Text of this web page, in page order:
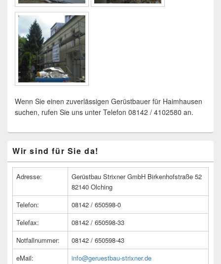
Wenn Sie einen zuverlässigen Gerüstbauer für Haimhausen
suchen, rufen Sie uns unter Telefon 08142 / 4102580 an.
Seitenleisten
Widget-
Wir sind für Sie da!
Adresse:
Gerüstbau Strixner GmbH Birkenhofstraße 52
82140 Olching
Telefon:
08142 / 650598-0
Telefax:
08142 / 650598-33
Notfallnummer:
08142 / 650598-43
eMail:
info@geruestbau-strixner.de